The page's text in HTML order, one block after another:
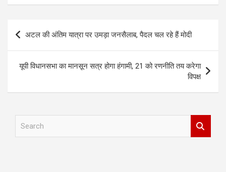
Post
navigation
अटल की अंतिम यात्रा पर उमड़ा जनसैलाब, पैदल चल रहे हैं मोदी
यूपी विधानसभा का मानसून सत्र होगा हंगामी, 21 को रणनीति तय करेगा
विपक्ष